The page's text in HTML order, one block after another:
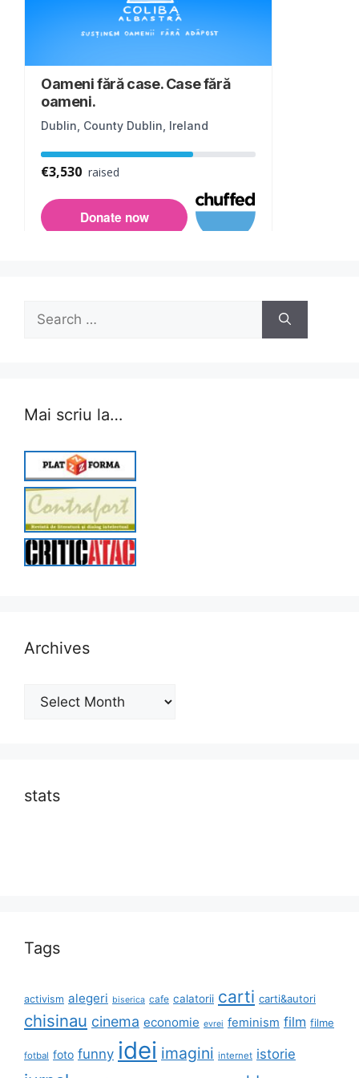
Search
for:
Mai scriu la…
Archives
Archives
stats
Tags
activism alegeri biserica cafe calatorii carti carti&autori
chisinau cinema economie evrei feminism film filme
fotbal foto funny idei imagini internet istorie